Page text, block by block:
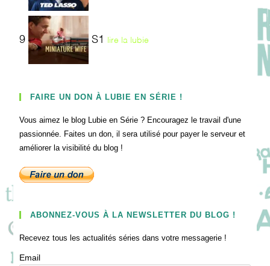
9 S1 lire la lubie
FAIRE UN DON À LUBIE EN SÉRIE !
Vous aimez le blog Lubie en Série ? Encouragez le travail d'une
passionnée. Faites un don, il sera utilisé pour payer le serveur et
améliorer la visibilité du blog !
ABONNEZ-VOUS À LA NEWSLETTER DU BLOG !
Recevez tous les actualités séries dans votre messagerie !
Email